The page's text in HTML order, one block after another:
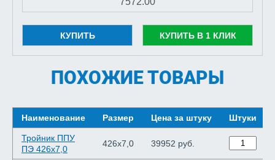
КУПИТЬ КУПИТЬ В 1 КЛИК
ПОХОЖИЕ ТОВАРЫ
Наименование Размер Цена за штуку Штуки
Тройник ППУ
ПЭ 426х7,0
426х7,0 39952 руб.